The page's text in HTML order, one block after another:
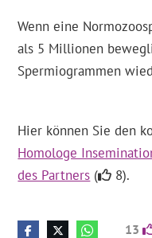
Wenn eine
als 5 Millionen
Spermiogrammen
Hier können Sie den
Homologe
des Partners ( 8).
13